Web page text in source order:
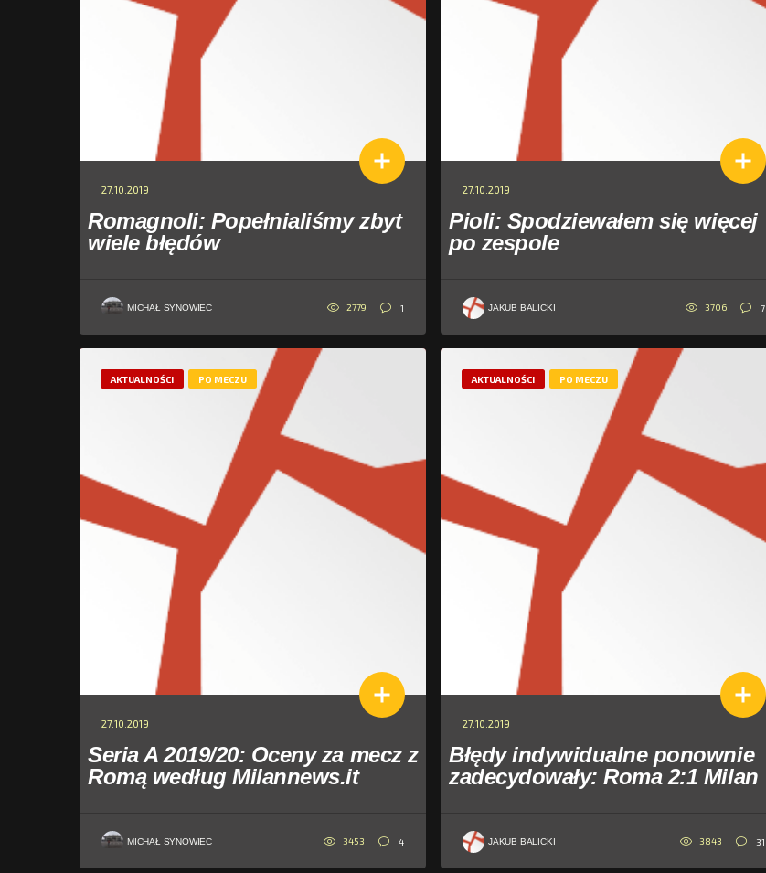
27.10.2019
Romagnoli: Popełnialiśmy zbyt
wiele błędów
MICHAŁ SYNOWIEC 2779 1
27.10.2019
Pioli: Spodziewałem się więcej
po zespole
JAKUB BALICKI 3706 7
AKTUALNOŚCI PO MECZU
27.10.2019
Seria A 2019/20: Oceny za mecz z
Romą według Milannews.it
MICHAŁ SYNOWIEC 3453 4
AKTUALNOŚCI PO MECZU
27.10.2019
Błędy indywidualne ponownie
zadecydowały: Roma 2:1 Milan
JAKUB BALICKI 3843 31